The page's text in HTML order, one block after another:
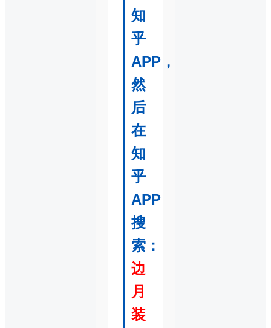
知
乎
APP，
然
后
在
知
乎
APP
搜
索：
边
月
装